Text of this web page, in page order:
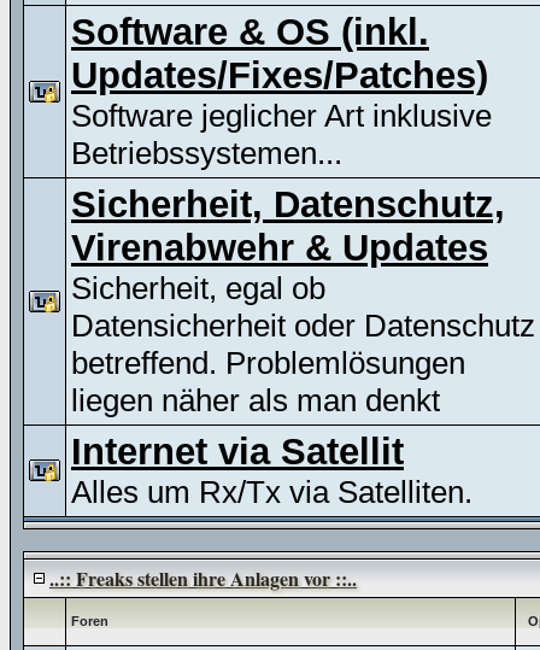
Software & OS (inkl.
Updates/Fixes/Patches)
Software jeglicher Art inklusive
Betriebssystemen...
Sicherheit, Datenschutz,
Virenabwehr & Updates
Sicherheit, egal ob
Datensicherheit oder Datenschutz
betreffend. Problemlösungen
liegen näher als man denkt
Internet via Satellit
Alles um Rx/Tx via Satelliten.
..:: Freaks stellen ihre Anlagen vor ::..
Foren